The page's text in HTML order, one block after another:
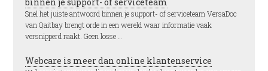
Snel het juiste antwoord binnen je support- of serviceteam VersaDoc
van Qaitbay brengt orde in een wereld waar informatie vaak
versnipperd raakt. Geen losse …
Webcare is meer dan online klantenservice